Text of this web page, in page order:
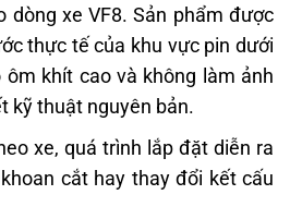
dòng xe VF8. Sản phẩm được
thực tế của khu vực pin dưới
khít cao và không làm ảnh
kỹ thuật nguyên bản.
xe, quá trình lắp đặt diễn ra
cắt hay thay đổi kết cấu